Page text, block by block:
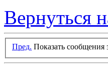
Вернуться
Пред. Показать сообщения